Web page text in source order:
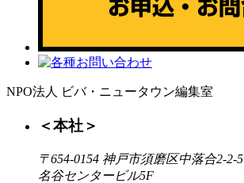
NPO法人 ビバ・ニュータウン編集室
＜本社＞
〒654-0154 神戸市須磨区中落合2-2-5
名谷センタービル5F